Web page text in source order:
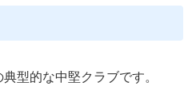
型的な中堅クラブです。